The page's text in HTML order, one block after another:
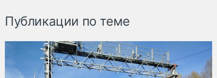
Публикации по теме